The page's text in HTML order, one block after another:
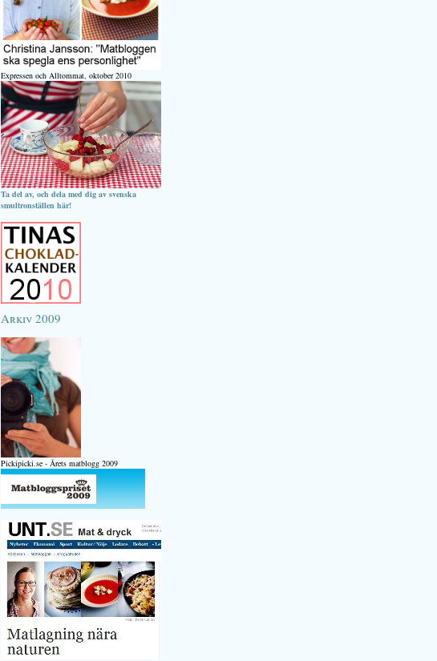
Expressen och Alltommat, oktober 2010
Ta del av, och dela med dig av svenska
smultronställen här!
Arkiv 2009
Pickipicki.se - Årets matblogg 2009